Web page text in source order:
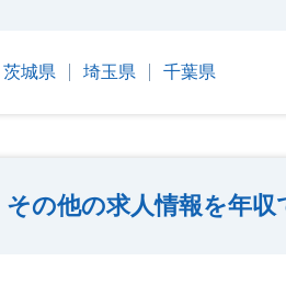
茨城県 埼玉県 千葉県
の他の求人情報を年収